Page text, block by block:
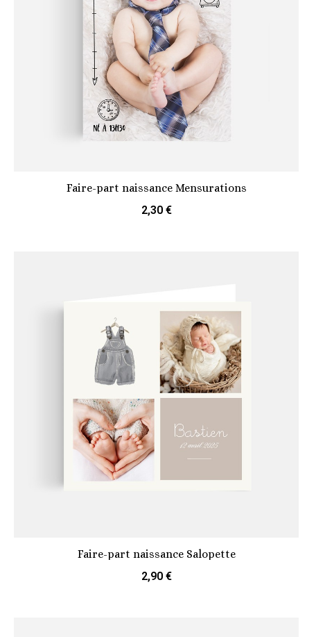
Faire-part naissance Mensurations
2,30 €
Faire-part naissance Salopette
2,90 €